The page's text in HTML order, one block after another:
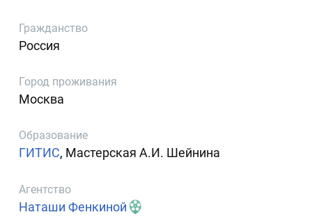
Гражданство
Россия
Город проживания
Москва
Образование
ГИТИС, Мастерская А.И. Шейнина
Агентство
Наташи Фенкиной